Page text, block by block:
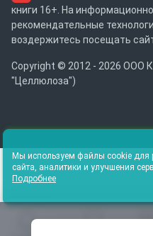
книги 16+. На
рекомендательные
воздержитесь посещать
Copyright © 2012 - 2026 ООО
"Целлюлоза")
Мы используем файлы cookie для
сайта, аналитики и улучшения
Подробнее